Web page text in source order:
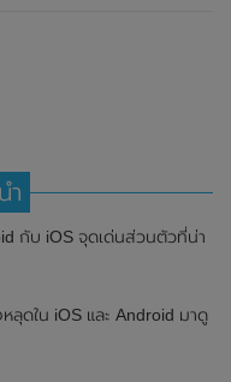
ำ
กับ iOS จุดเด่นส่วนตัวที่น่า
ลุดใน iOS และ Android มาดู